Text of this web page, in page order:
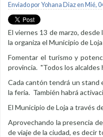
Enviado porYohana Diazen Mié,
El viernes 13 de marzo,
la organiza el Municipio de
Fomentar el turismo y
provincia. "Todos los alcaldes
Cada cantón tendrá un stand
la feria. También habrá
El Municipio de Loja a través
Aprovechando la presencia
de viaje de la ciudad, es decir